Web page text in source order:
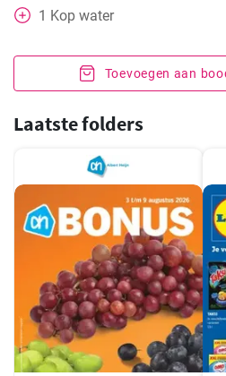
1 Kop water
Toevoegen aan
Laatste folders